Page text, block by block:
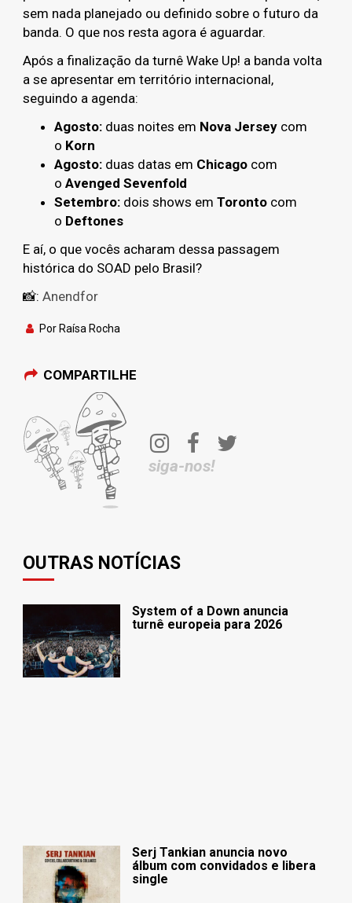
sem nada planejado ou definido sobre o futuro da
banda. O que nos resta agora é aguardar.
Após a finalização da turnê Wake Up! a banda volta
a se apresentar em território internacional,
seguindo a agenda:
Agosto: duas noites em Nova Jersey com
o Korn
Agosto: duas datas em Chicago com
o Avenged Sevenfold
Setembro: dois shows em Toronto com
o Deftones
E aí, o que vocês acharam dessa passagem
histórica do SOAD pelo Brasil?
📸: Anendfor
Por Raísa Rocha
COMPARTILHE
siga-nos!
OUTRAS NOTÍCIAS
System of a Down anuncia
turnê europeia para 2026
Serj Tankian anuncia novo
álbum com convidados e libera
single